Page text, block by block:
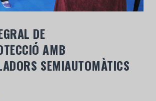
DE
AMB
SEMIAUTOMÀTICS